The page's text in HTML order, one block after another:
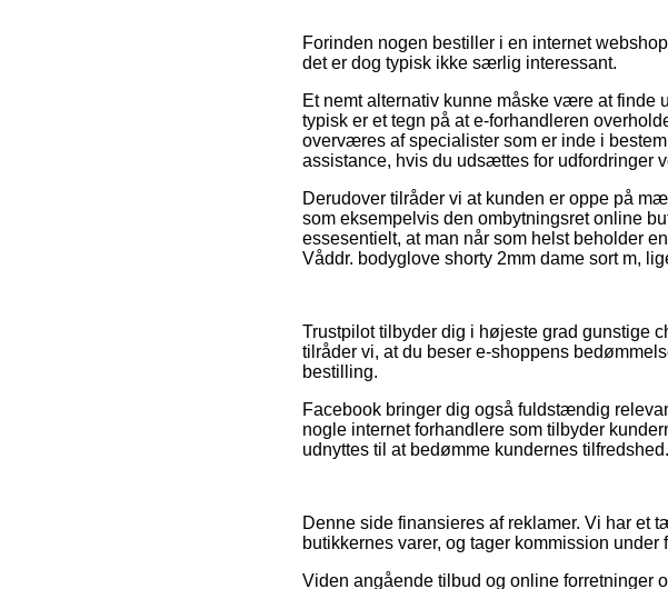
Forinden nogen bestiller i en internet
det er dog typisk ikke særlig interessant.
Et nemt alternativ kunne måske være at finde
typisk er et tegn på at e-forhandleren
overværes af specialister som er inde i
assistance, hvis du udsættes for udfordringer
Derudover tilråder vi at kunden er oppe på
som eksempelvis den ombytningsret online
essesentielt, at man når som helst beholder
Våddr. bodyglove shorty 2mm dame sort m,
Trustpilot tilbyder dig i højeste grad gunstige
tilråder vi, at du beser e-shoppens
bestilling.
Facebook bringer dig også fuldstændig
nogle internet forhandlere som tilbyder
udnyttes til at bedømme kundernes tilfredshed.
Denne side finansieres af reklamer. Vi har et
butikkernes varer, og tager kommission
Viden angående tilbud og online forretninger